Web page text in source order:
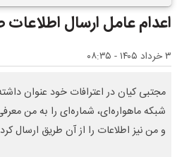
محاسبه می شود؟
اعدام عامل ارسال
۳ خرداد ۱۴۰۵ - ۰۸:۳۵
مجتبی کیان در اعترافات خود عنوان
شبکه ماهواره‌ای، شماره‌ای را به من
و من نیز اطلاعات را از آن طریق ارسال